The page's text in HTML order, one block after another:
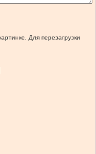
Для перезагрузки